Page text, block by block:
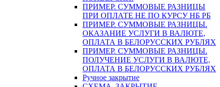
ПРИМЕР. СУММОВЫЕ РАЗНИЦЫ
ПРИ ОПЛАТЕ НЕ ПО КУРСУ НБ РБ
ПРИМЕР. СУММОВЫЕ РАЗНИЦЫ.
ОКАЗАНИЕ УСЛУГИ В ВАЛЮТЕ,
ОПЛАТА В БЕЛОРУССКИХ РУБЛЯХ
ПРИМЕР. СУММОВЫЕ РАЗНИЦЫ.
ПОЛУЧЕНИЕ УСЛУГИ В ВАЛЮТЕ,
ОПЛАТА В БЕЛОРУССКИХ РУБЛЯХ
Ручное закрытие